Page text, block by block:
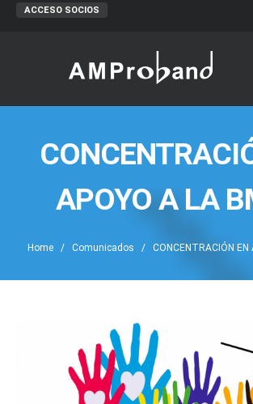
ACCESO SOCIOS
APOYO A LA
Home/ Comunicados / CONCENTRACIÓN EN